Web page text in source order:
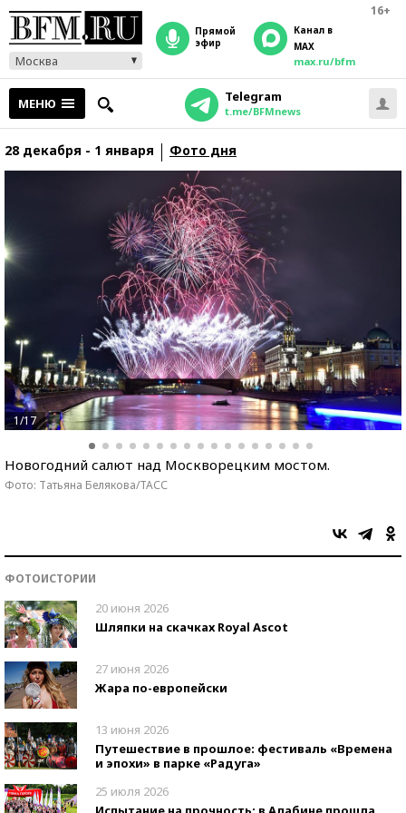
16+
Москва
прямой
эфир
Канал в
MAX
max.ru/bfm
МЕНЮ Telegram
t.me/BFMnews
28 декабря - 1 января Фото дня
1/17
Новогодний салют над Москворецким мостом.
Фото: Татьяна Белякова/ТАСС
ФОТОИСТОРИИ
20 июня 2026
Шляпки на скачках Royal Ascot
27 июня 2026
Жара по-европейски
13 июня 2026
Путешествие в прошлое: фестиваль «Времена
и эпохи» в парке «Радуга»
25 июля 2026